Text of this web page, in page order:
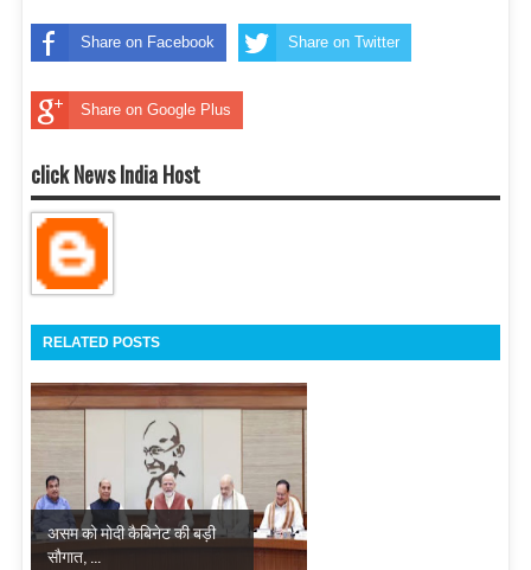
Share on Facebook Share on Twitter
Share on Google Plus
click News India Host
RELATED POSTS
असम को मोदी कैबिनेट की बड़ी
सौगात, ...